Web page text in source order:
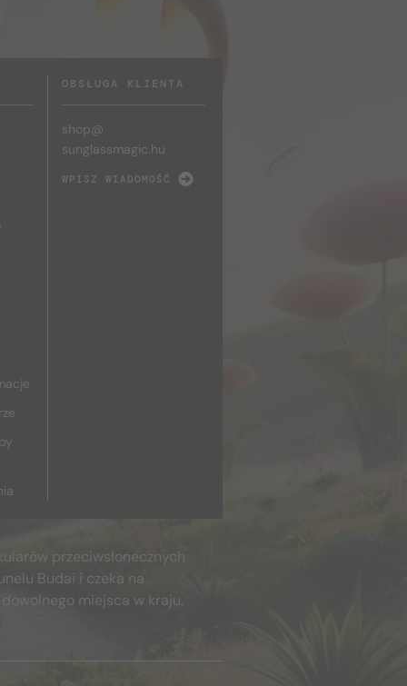
OBSŁUGA KLIENTA
shop@
sunglassmagic.hu
WPISZ WIADOMOŚĆ
przeciwsłonecznych
Budai i czeka na
miejsca w kraju,